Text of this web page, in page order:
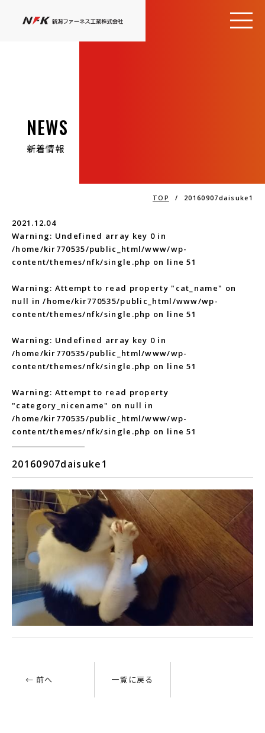
NEWS
新着情報
TOP / 20160907daisuke1
2021.12.04
Warning: Undefined array key 0 in
/home/kir770535/public_html/www/wp-
content/themes/nfk/single.php on line51
Warning: Attempt to read property "cat_name" on
null in/home/kir770535/public_html/www/wp-
content/themes/nfk/single.php on line51
Warning: Undefined array key 0 in
/home/kir770535/public_html/www/wp-
content/themes/nfk/single.php on line51
Warning: Attempt to read property
"category_nicename" on null in
/home/kir770535/public_html/www/wp-
content/themes/nfk/single.php on line51
20160907daisuke1
← 前へ 一覧に戻る